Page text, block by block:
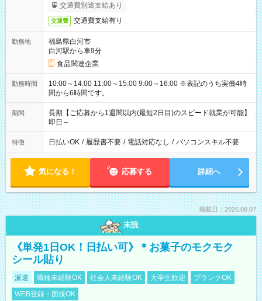
交通費別途支給あり
交通費 交通費支給有り
勤務地
福島県白河市
白河駅から車9分
食品関連企業
勤務時間
10:00～14:00 11:00～15:00 9:00～16:00 ※表記のうち実働4時
間から6時間です。
期間
長期【ご応募から1週間以内(最短2日目)のスピード就業が可能】
即日～
特徴 日払いOK / 履歴書不要 / 電話対応なし / パソコンスキル不要
気になる！ 応募する 詳細へ
掲載日：2026.08.07
未読
《単発1日OK！日払い可》＊お菓子のモクモク
シール貼り
派遣 職種未経験OK 社会人未経験OK 大学生歓迎
ブランクOK
WEB登録・面接OK